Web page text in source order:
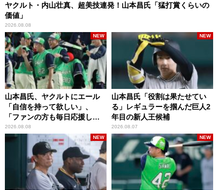
ヤクルト・内山壮真、超美技連発！山本昌氏「猛打賞くらいの
価値」
2026.08.08
山本昌氏、ヤクルトにエール
「自信を持って欲しい」、
「ファンの方も毎日応援して
くれています」
2026.08.08
NEW
山本昌氏「役割は果たせてい
る」レギュラーを掴んだ巨人2
年目の新人王候補
2026.08.07
NEW
NEW NEW